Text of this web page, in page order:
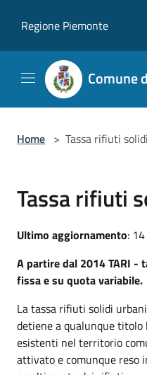
Regione Piemonte
Comune
Home > Tassa rifiuti
Tassa rifiuti
Ultimo aggiornamento:
A partire dal 2014 TARI -
fissa e su quota variabile.
La tassa rifiuti solidi
detiene a qualunque titolo
esistenti nel territorio
attivato e comunque reso